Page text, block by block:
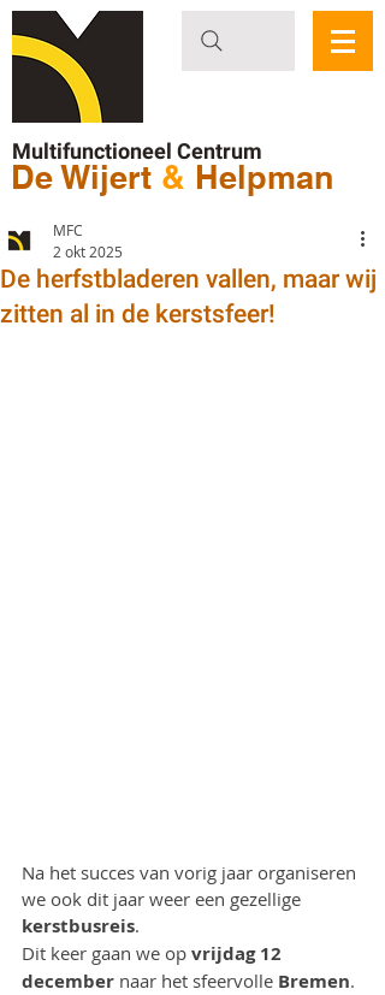
Multifunctioneel Centrum
De Wijert & Helpman
De herfstbladeren vallen, maar wij
zitten al in de kerstsfeer!
MFC
2 okt 2025
Na het succes van vorig jaar organiseren
we ook dit jaar weer een gezellige
kerstbusreis.
Dit keer gaan we op vrijdag 12
december naar het sfeervolle Bremen.